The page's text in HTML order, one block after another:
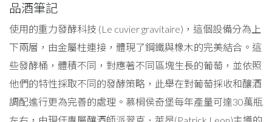
品酒筆記
使用的重力發酵科技 (Le cuvier gravitaire)，這個設備分為上
下兩層，由金屬柱連接，體現了鋼鐵與橡木的完美結合。這
些發酵桶，體積不同，對應著不同區塊生長的葡萄，並依照
他們的特性採取不同的發酵策略，此舉在對葡萄採收和釀酒
調配進行更為完善的處理。慕桐侯奇堡每年產量可達30萬瓶